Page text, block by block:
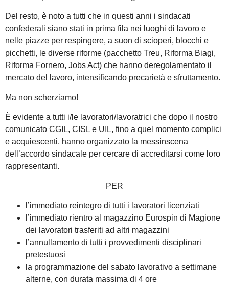
Del resto, è noto a tutti che in questi anni i sindacati
confederali siano stati in prima fila nei luoghi di lavoro e
nelle piazze per respingere, a suon di scioperi, blocchi e
picchetti, le diverse riforme (pacchetto Treu, Riforma Biagi,
Riforma Fornero, Jobs Act) che hanno deregolamentato il
mercato del lavoro, intensificando precarietà e sfruttamento.
Ma non scherziamo!
È evidente a tutti i/le lavoratori/lavoratrici che dopo il nostro
comunicato CGIL, CISL e UIL, fino a quel momento complici
e acquiescenti, hanno organizzato la messinscena
dell’accordo sindacale per cercare di accreditarsi come loro
rappresentanti.
PER
l’immediato reintegro di tutti i lavoratori licenziati
l’immediato rientro al magazzino Eurospin di Magione
dei lavoratori trasferiti ad altri magazzini
l’annullamento di tutti i provvedimenti disciplinari
pretestuosi
la programmazione del sabato lavorativo a settimane
alterne, con durata massima di 4 ore